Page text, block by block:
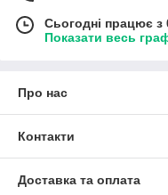
Сьогодні працює з
Показати весь
Про нас
Контакти
Доставка та оплата